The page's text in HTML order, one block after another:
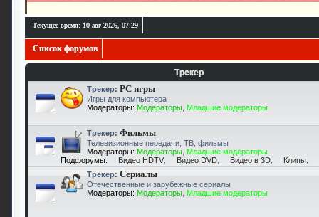
Текущее время: 10 авг 2026, 07:29
Список форумов
Трекер
Трекер: PC игры
Игры для компьютера
Модераторы: Модераторы Младшие модераторы
Трекер: Фильмы
Телевизионные передачи, ТВ, фильмы
Модераторы: Модераторы Младшие модераторы
Подфорумы:
Видео HDTV Видео DVD Видео в 3D Клипы
Трекер: Сериалы
Отечественные и зарубежные сериалы
Модераторы: Модераторы Младшие модераторы